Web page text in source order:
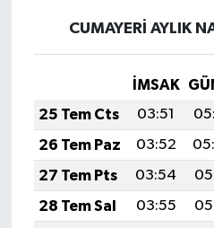
CUMAYERİ AYLIK
İMSAK
25 Tem Cts
03:51
26 Tem Paz
03:52
27 Tem Pts
03:54
28 Tem Sal
03:55